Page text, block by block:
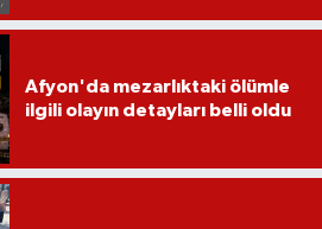
Afyon'da mezarlıktaki ölümle
ilgili olayın detayları belli oldu